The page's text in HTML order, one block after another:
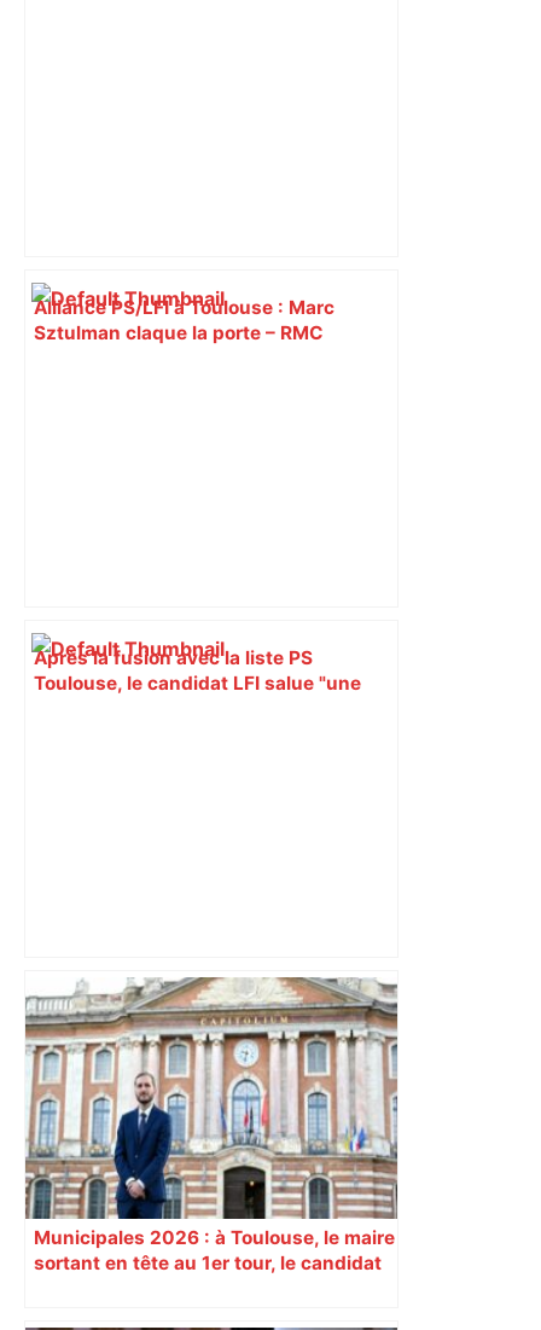
Alliance PS/LFI à Toulouse : Marc
Sztulman claque la porte – RMC
Après la fusion avec la liste PS
Toulouse, le candidat LFI salue "une
"C’est l’une des plus fortes
fréquentations du circuit" : Toulouse
est-elle la capitale du poker amateur –
ladepeche.fr
Municipales 2026 : à Toulouse, le maire
sortant en tête au 1er tour, le candidat